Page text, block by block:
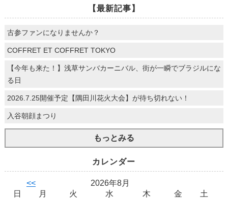
【最新記事】
古参ファンになりませんか？
COFFRET ET COFFRET TOKYO
【今年も来た！】浅草サンバカーニバル、街が一瞬でブラジルにな
る日
2026.7.25開催予定【隅田川花火大会】が待ち切れない！
入谷朝顔まつり
もっとみる
カレンダー
<<
2026年8月
日
月 火 水 木 金
土